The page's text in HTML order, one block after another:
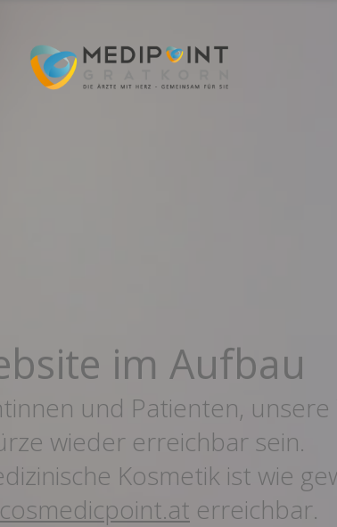
im Aufbau
und Patienten, unsere
wieder erreichbar sein.
Kosmetik ist wie
erreichbar.